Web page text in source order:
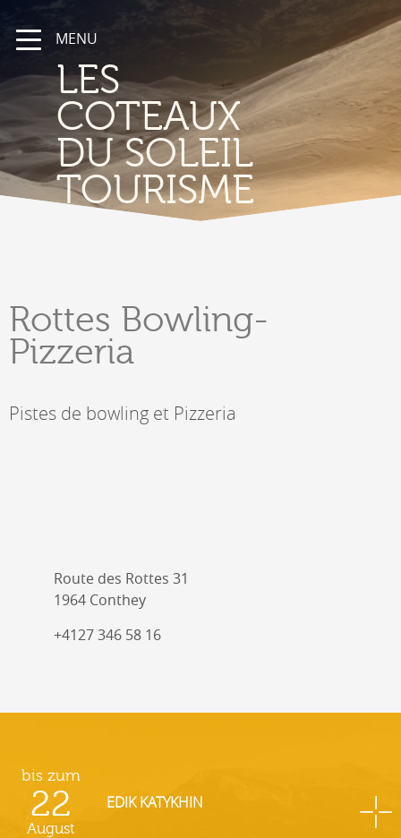
MENU
LES
COTEAUX
DU SOLEIL
TOURISME
Rottes Bowling-
Pizzeria
Pistes de bowling et Pizzeria
Route des Rottes 31
1964 Conthey
+4127 346 58 16
bis zum
22
August
EDIK KATYKHIN